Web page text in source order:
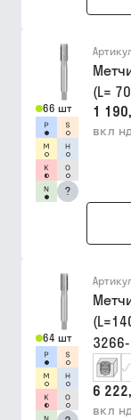
66 шт
?
(L=
1
вкл
64 шт
6
вкл